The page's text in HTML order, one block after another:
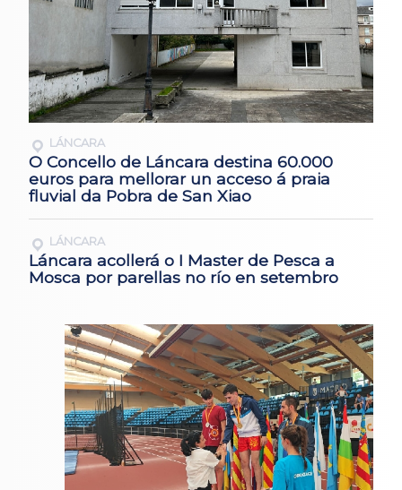
LÁNCARA
O Concello de Láncara destina 60.000
euros para mellorar un acceso á praia
fluvial da Pobra de San Xiao
LÁNCARA
Láncara acollerá o I Master de Pesca a
Mosca por parellas no río en setembro